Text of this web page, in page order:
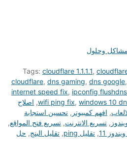
مشاكل وحلول
Tags: cloudflare 1.1.1.1,
cloudflare, dns gaming, dns google,
internet speed fix, ipconfig flushdns
wifi ping fix, windows 10
, اصلاح
, افهم كمبيوتر , تحسين استجابة
, تسريع الانترنت, تسريع فتح المواقع,
, تقليل ping , تقليل البنج, حل